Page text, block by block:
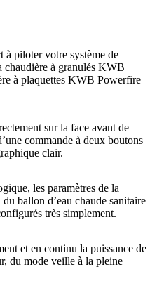
piloter votre système de
chaudière à granulés KWB
à plaquettes KWB Powerfire
sur la face avant de
commande à deux boutons
clair.
les paramètres de la
ballon d’eau chaude sanitaire
très simplement.
et en continu la puissance de
du mode veille à la pleine